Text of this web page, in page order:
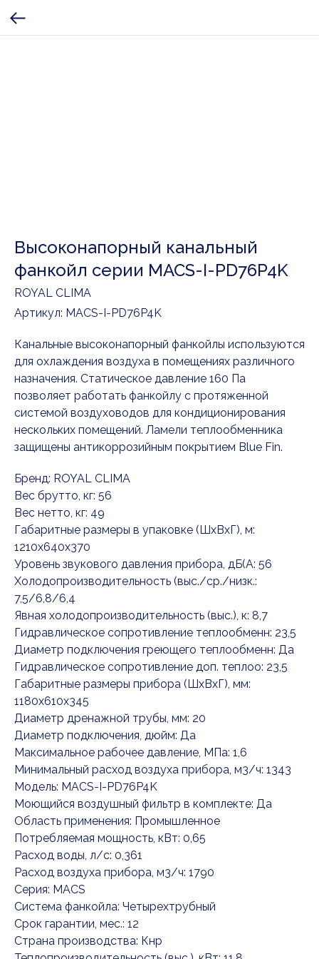
Высоконапорный канальный
фанкойл серии MACS-I-PD76P4K
ROYAL CLIMA
Артикул: MACS-I-PD76P4K
Канальные высоконапорный фанкойлы используются
для охлаждения воздуха в помещениях различного
назначения. Cтатическое давление 160 Па
позволяет работать фанкойлу с протяженной
системой воздуховодов для кондиционирования
нескольких помещений. Ламели теплообменника
защищены антикоррозийным покрытием Blue Fin.
Бренд: ROYAL CLIMA
Вес брутто, кг: 56
Вес нетто, кг: 49
Габаритные размеры в упаковке (ШxВxГ), м:
1210x640x370
Уровень звукового давления прибора, дБ(А: 56
Холодопроизводительность (выс./ср./низк.:
7,5/6,8/6,4
Явная холодопроизводительность (выс.), к: 8,7
Гидравлическое сопротивление теплообменн: 23,5
Диаметр подключения греющего теплообменн: Да
Гидравлическое сопротивление доп. теплоо: 23,5
Габаритные размеры прибора (ШхВхГ), мм:
1180x610x345
Диаметр дренажной трубы, мм: 20
Диаметр подключения, дюйм: Да
Максимальное рабочее давление, МПа: 1,6
Минимальный расход воздуха прибора, м3/ч: 1343
Модель: MACS-I-PD76P4K
Моющийся воздушный фильтр в комплекте: Да
Область применения: Промышленное
Потребляемая мощность, кВт: 0,65
Расход воды, л/с: 0,361
Расход воздуха прибора, м3/ч: 1790
Серия: MACS
Система фанкойла: Четырехтрубный
Срок гарантии, мес.: 12
Страна производства: Кнр